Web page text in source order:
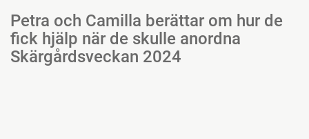
Petra och Camilla berättar om hur de
fick hjälp när de skulle anordna
Skärgårdsveckan 2024